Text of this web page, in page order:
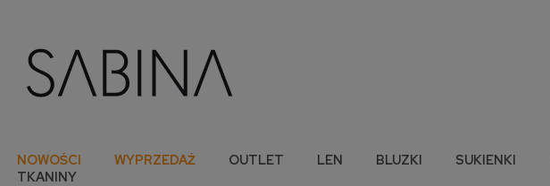
NOWOŚCI WYPRZEDAŻ OUTLET LEN BLUZKI SUKIENKI
TKANINY